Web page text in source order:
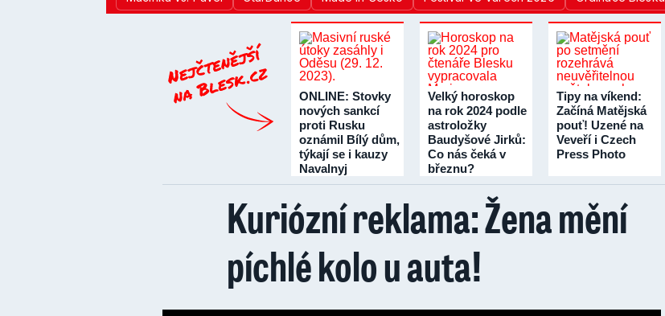
ONLINE: Stovky
nových sankcí
proti Rusku
oznámil Bílý dům,
týkají se i kauzy
Navalnyj
Velký horoskop
na rok 2024 podle
astroložky
Baudyšové Jirků:
Co nás čeká v
březnu?
Tipy na víkend:
Začíná Matějská
pouť! Uzené na
Veveří i Czech
Press Photo
Kuriózní reklama: Žena mění
píchlé kolo u auta!